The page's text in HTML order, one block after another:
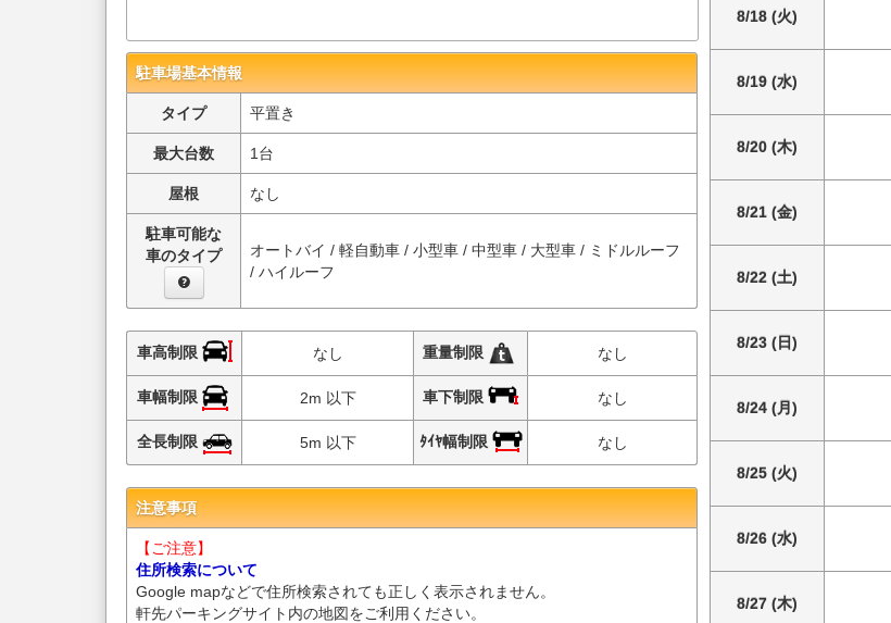
駐車場基本情報
タイプ 平置き
最大台数 1台
屋根 なし
駐車可能な
車のタイプ
オートバイ / 軽自動車 / 小型車 / 中型車 / 大型車 / ミドルルーフ
/ ハイルーフ
車高制限 なし 重量制限 なし
車幅制限 2m 以下 車下制限 なし
全長制限 5m 以下 ﾀｲﾔ幅制限 なし
注意事項
【ご注意】
住所検索について
Google mapなどで住所検索されても正しく表示されません。
軒先パーキングサイト内の地図をご利用ください。
8/18 (火)
8/19 (水)
8/20 (木)
8/21 (金)
8/22 (土)
8/23 (日)
8/24 (月)
8/25 (火)
8/26 (水)
8/27 (木)